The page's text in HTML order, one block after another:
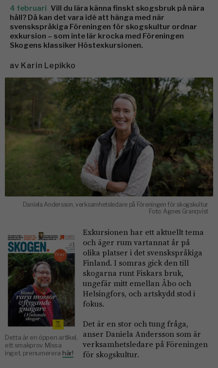
4 februari Vill du lära känna finskt skogsbruk på nära
håll? Då kan det vara idé att hänga med när
svenskspråkiga Föreningen för skogskultur ordnar
exkursion – som inte lär krocka med Föreningen
Skogens klassiker Höstexkursionen.
av Karin Lepikko
Daniela Andersson, verksamhetsledare på Föreningen för skogskultur
Foto: Agnes Granqvist
Detta är en öppen artikel,
ett smakprov. Missa
inget, prenumerera här!
Exkursionen har ett aktuellt tema
och äger rum vartannat år på
olika platser i det svenskspråkiga
Finland. I somras gick den till
skogarna runt Fiskars bruk,
ungefär mitt emellan Åbo och
Helsingfors, och artskydd stod i
fokus.
Det är en stor och tung fråga,
anser Daniela Andersson som är
verksamhetsledare på Föreningen
för skogskultur.